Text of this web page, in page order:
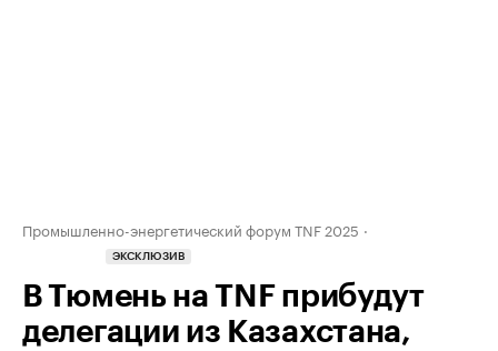
Промышленно-энергетический форум TNF 2025
ЭКСКЛЮЗИВ
В Тюмень на TNF прибудут
делегации из Казахстана,